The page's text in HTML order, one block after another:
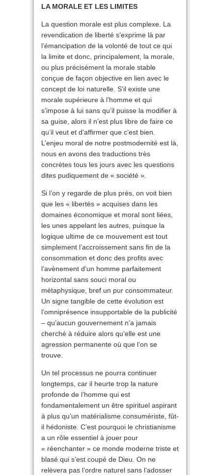
LA MORALE ET LES LIMITES
La question morale est plus complexe. La
revendication de liberté s’exprime là par
l’émancipation de la volonté de tout ce qui
la limite et donc, principalement, la morale,
ou plus précisément la morale stable
conçue de façon objective en lien avec le
concept de loi naturelle. S’il existe une
morale supérieure à l’homme et qui
s’impose à lui sans qu’il puisse la modifier à
sa guise, alors il n’est plus libre de faire ce
qu’il veut et d’affirmer que c’est bien.
L’enjeu moral de notre postmodernité est là,
nous en avons des traductions très
concrètes tous les jours avec les questions
dites pudiquement de « société ».
Si l’on y regarde de plus près, on voit bien
que les « libertés » acquises dans les
domaines économique et moral sont liées,
les unes appelant les autres, puisque la
logique ultime de ce mouvement est tout
simplement l’accroissement sans fin de la
consommation et donc des profits avec
l’avènement d’un homme parfaitement
horizontal sans souci moral ou
métaphysique, bref un pur consommateur.
Un signe tangible de cette évolution est
l’omniprésence insupportable de la publicité
– qu’aucun gouvernement n’a jamais
cherché à réduire alors qu’elle est une
agression permanente où que l’on se
trouve.
Un tel processus ne pourra continuer
longtemps, car il heurte trop la nature
profonde de l’homme qui est
fondamentalement un être spirituel aspirant
à plus qu’un matérialisme consumériste, fût-
il hédoniste. C’est pourquoi le christianisme
a un rôle essentiel à jouer pour
« réenchanter » ce monde moderne triste et
blasé qui s’est coupé de Dieu. On ne
relèvera pas l’ordre naturel sans l’adosser